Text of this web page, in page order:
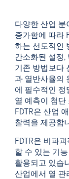
다양한 산업 분
증가함에 따라
하는 선도적인
간소화된 설정,
기존 방법보다
과 열반사율의
에 필수적인 정
열 예측이 첨단
FDTR은 산업
찰력을 제공합
FDTR은 비파
할 수 있는 기
활용되고 있습
산업에서 열 관